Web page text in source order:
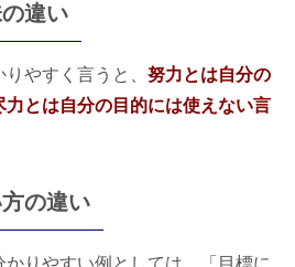
違い
りやすく言うと、努力とは自分の
力とは自分の目的には使えない言
の違い
りやすい例としては、「目標に